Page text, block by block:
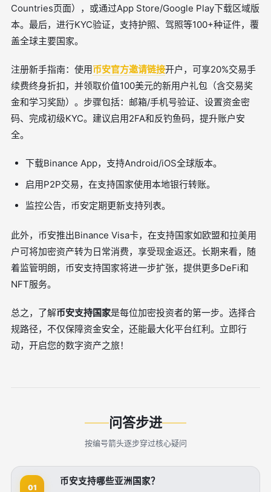
Countries页面），或通过App Store/Google Play下载区域版
本。最后，进行KYC验证，支持护照、驾照等100+种证件，覆
盖全球主要国家。
注册新手指南：使用币安官方邀请链接开户，可享20%交易手
续费终身折扣，并领取价值100美元的新用户礼包（含交易奖
金和学习奖励）。步骤包括：邮箱/手机号验证、设置资金密
码、完成初级KYC。建议启用2FA和反钓鱼码，提升账户安
全。
下载Binance App，支持Android/iOS全球版本。
启用P2P交易，在支持国家使用本地银行转账。
监控公告，币安定期更新支持列表。
此外，币安推出Binance Visa卡，在支持国家如欧盟和拉美用
户可将加密资产转为日常消费，享受现金返还。长期来看，随
着监管明朗，币安支持国家将进一步扩张，提供更多DeFi和
NFT服务。
总之，了解币安支持国家是每位加密投资者的第一步。选择合
规路径，不仅保障资金安全，还能最大化平台红利。立即行
动，开启您的数字资产之旅！
问答步进
按编号箭头逐步穿过核心疑问
01
币安支持哪些亚洲国家？